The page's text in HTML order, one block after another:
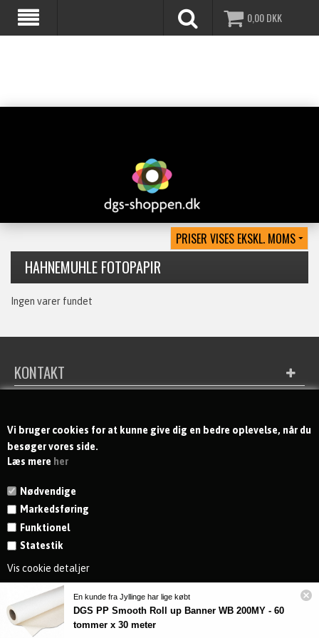
Vi bruger cookies for at kunne give dig en bedre oplevelse, når du
besøger vores side.
Læs mere her
Nødvendige
Markedsføring
Funktionel
Statestik
Vis cookie detaljer
0,00DKK
HAHNEMUHLE FOTOPAPIR
Ingen varer fundet
KONTAKT
En kunde fra Jyllinge har lige købt
DGS PP Smooth Roll up Banner WB 200MY - 60
tommer x 30 meter